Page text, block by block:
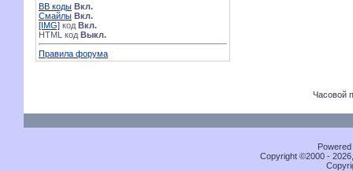
BB коды Вкл.
Смайлы Вкл.
[IMG] код Вкл.
HTML код Выкл.
Правила форума
Часовой
Copyright ©2000 -